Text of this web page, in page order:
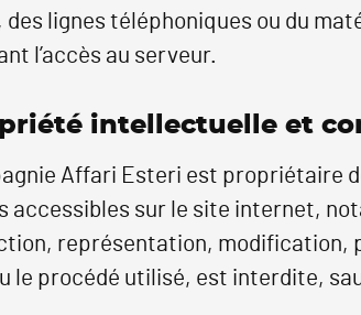
des lignes téléphoniques ou du
l’accès au serveur.
intellectuelle et
Affari Esteri est propriétaire
accessibles sur le site internet,
représentation, modification,
le procédé utilisé, est interdite,